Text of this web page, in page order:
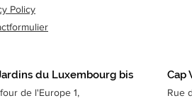
Policy
Cap
du Luxembourg bis
Rue
de l'Europe 1,